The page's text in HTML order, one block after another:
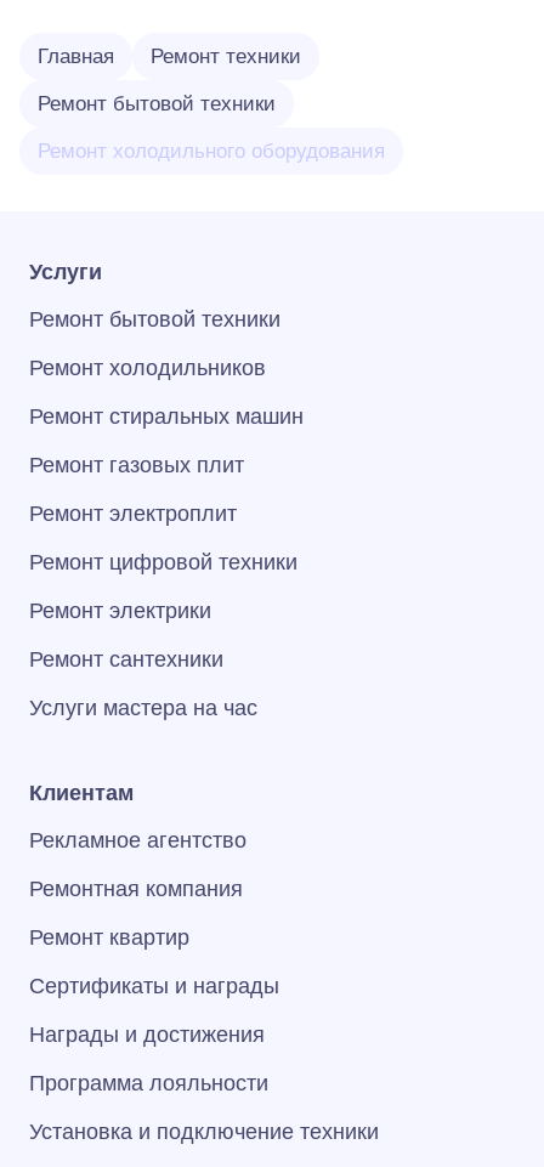
Главная Ремонт техники
Ремонт бытовой техники
Ремонт холодильного оборудования
Услуги
Ремонт бытовой техники
Ремонт холодильников
Ремонт стиральных машин
Ремонт газовых плит
Ремонт электроплит
Ремонт цифровой техники
Ремонт электрики
Ремонт сантехники
Услуги мастера на час
Клиентам
Рекламное агентство
Ремонтная компания
Ремонт квартир
Сертификаты и награды
Награды и достижения
Программа лояльности
Установка и подключение техники